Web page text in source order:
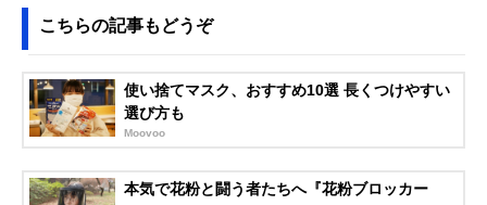
こちらの記事もどうぞ
使い捨てマスク、おすすめ10選 長くつけやすい
選び方も
Moovoo
本気で花粉と闘う者たちへ『花粉ブロッカー